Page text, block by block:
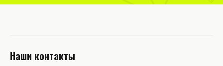
Наши контакты